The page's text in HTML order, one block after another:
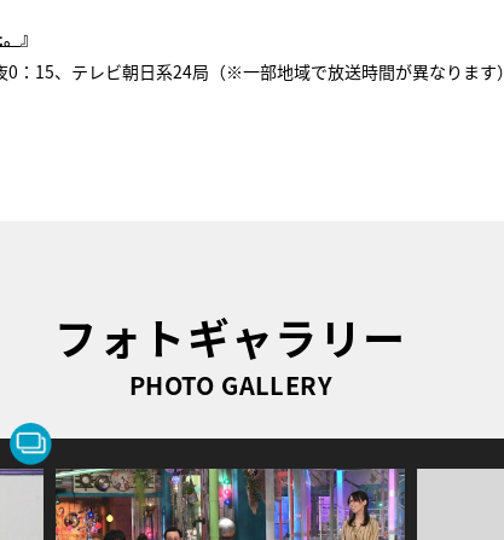
』
：15、テレビ朝日系24局（※一部地域で放送時間が異なります）
フォトギャラリー
PHOTO GALLERY